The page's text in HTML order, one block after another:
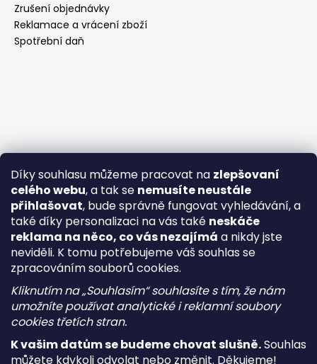
Díky souhlasu můžeme pracovat na zlepšovaní
celého webu, a tak se nemusíte neustále
přihlašovat, bude správně fungovat vyhledávání, a
také díky personalizaci na vás také neskáče
reklama na něco, co vás nezajímá a nikdy jste
neviděli. K tomu potřebujeme váš souhlas se
zpracováním souborů cookies.
Kliknutím na „Souhlasím“ souhlasíte s tím, že nám
umožníte používat analytické i reklamní soubory
cookies třetích stran.
K vašim datům se budeme chovat slušně.Souhlas
můžete kdykoli odvolat nebo změnit. Děkujeme!
Zrušení objednávky
Reklamace a vrácení zboží
Spotřební daň